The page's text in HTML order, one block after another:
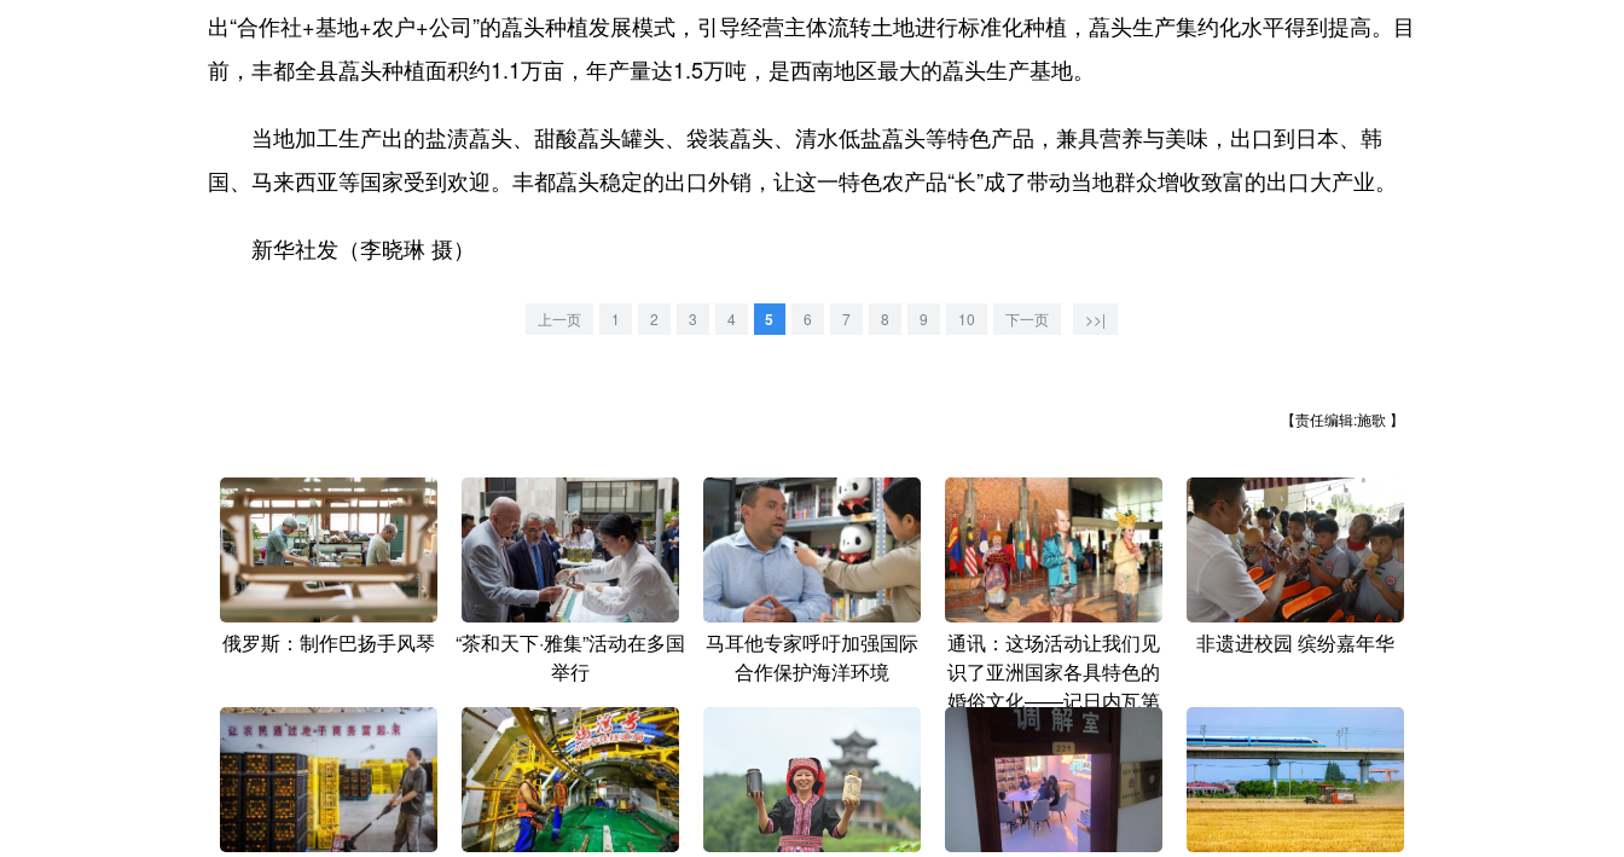
出“合作社+基地+农户+公司”的藠头种植发展模式，引导经营主体流转土地进行标准化种植，藠头生产集约化水平得到提高。目
前，丰都全县藠头种植面积约1.1万亩，年产量达1.5万吨，是西南地区最大的藠头生产基地。
当地加工生产出的盐渍藠头、甜酸藠头罐头、袋装藠头、清水低盐藠头等特色产品，兼具营养与美味，出口到日本、韩
国、马来西亚等国家受到欢迎。丰都藠头稳定的出口外销，让这一特色农产品“长”成了带动当地群众增收致富的出口大产业。
新华社发（李晓琳 摄）
上一页 1 2 3 4 5 6 7 8 9 10 下一页 >>|
【责任编辑:施歌 】
俄罗斯：制作巴扬手风琴
“茶和天下·雅集”活动在多国
举行
马耳他专家呼吁加强国际
合作保护海洋环境
通讯：这场活动让我们见
识了亚洲国家各具特色的
婚俗文化——记日内瓦第
三届“亚洲文化节”
非遗进校园 缤纷嘉年华